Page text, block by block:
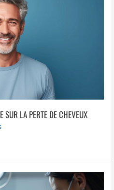
SUR LA PERTE DE CHEVEUX